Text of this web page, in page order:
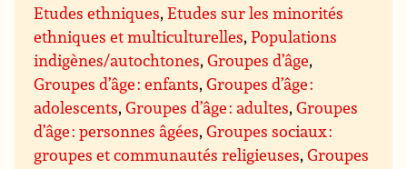
Etudes ethniques,Etudes sur les minorités
ethniques et multiculturelles,Populations
indigènes/autochtones,Groupes d’âge,
Groupes d’âge : enfants,Groupes d’âge :
adolescents,Groupes d’âge : adultes,Groupes
d’âge : personnes âgées,Groupes sociaux :
groupes et communautés religieuses,Groupes